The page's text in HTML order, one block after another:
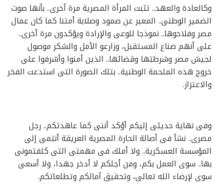
وكالعادة والعهد.. تثبت المرأة المصرية مرة أخرى.. بأنها صوت
الضمير الوطنى.. المعبر عن صمود وصلابة أمتنا كما كان عمال
مصر وفلاحوها.. نموذجا للوعى والإرادة ويؤكدون مرة أخرى..
على أنهم صناع المستقبل، وزارعو الأمل والشكر موصول
لجيش مصر وشرطتها وقضائها.. الذين أمنوا وأشرفوا على
خروج هذه الملحمة الوطنية.. بتلك الصورة التى استدعت الفخر
والاعتزاز.
وفى نهاية حديثى إليكم أؤكد أننى كما عاهدتكم.. رجل
مصرى.. نشأ فى أصالة الحارة المصرية العريقة أنتمى إلى
المؤسسة العسكرية.. ولا أملك فى مهمتى التى كلفتمونى
بها.. سوى العمل بكم، ومن أجلكم لا أدخر جهدا، ولا أسعى
سوى لإرضاء الله تعالى، وتحقيق آمالكم وتطلعاتكم.